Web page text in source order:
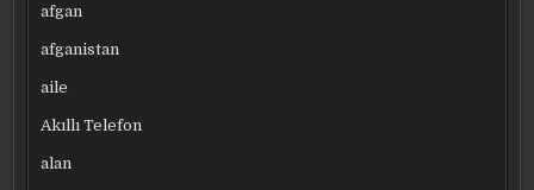
afgan
afganistan
aile
Akıllı Telefon
alan